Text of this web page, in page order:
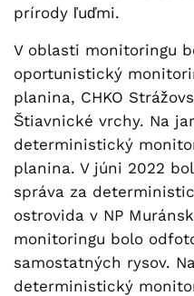
prírody ľuďmi.
V oblasti monitoringu
oportunistický
planina, CHKO
Štiavnické vrchy. Na
deterministický
planina. V júni 2022
správa za
ostrovida v NP
monitoringu bolo
samostatných rysov.
deterministický